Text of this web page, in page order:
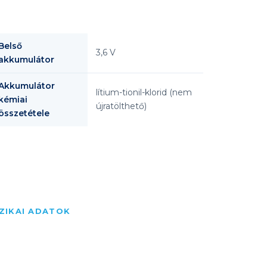
3,6 V
lítium-tionil-klorid (nem
újratölthető)
ADATOK